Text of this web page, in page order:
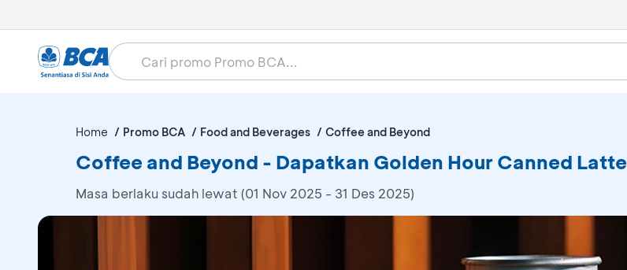
Home Promo BCA Food and Beverages Coffee and Beyond
Coffee and Beyond - Dapatkan Golden Hour Canned Latte
Masa berlaku sudah lewat (01 Nov 2025 - 31 Des 2025)